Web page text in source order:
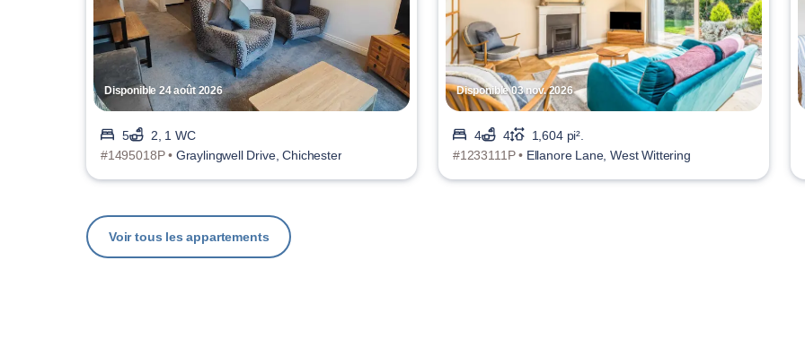
Disponible 24 août 2026
5
2, 1 WC
#1495018P • Graylingwell Drive, Chichester
Disponible 03 nov. 2026
4 4
1,604 pi².
#1233111P • Ellanore Lane, West Wittering
Voir tous les appartements